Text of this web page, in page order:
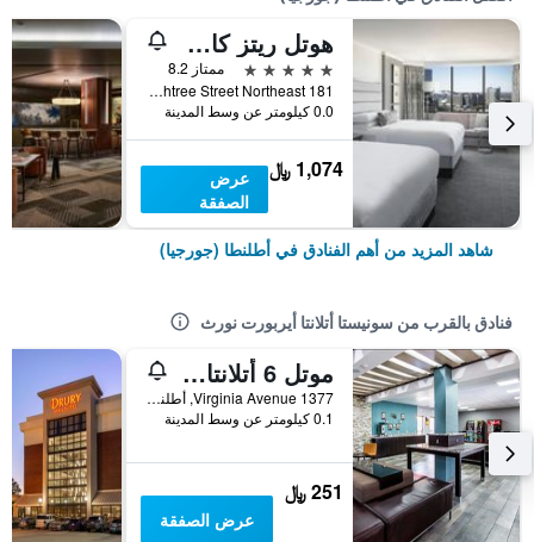
هوتل ريتز كارلتون، أتلانتا
5 نجوم
ممتاز 8.2
181 Peachtree Street Northeast, أطلنطا (جورجيا), GA, الولايات المتحدة الأميريكية
0.0 كيلومتر عن وسط المدينة
1,074 ﷼
عرض
الصفقة
شاهد المزيد من أهم الفنادق في أطلنطا (جورجيا)
فنادق بالقرب من سونيستا أتلانتا أيربورت نورث
موتل 6 أتلانتا، جورجيا - مطار أتلانتا
1377 Virginia Avenue, أطلنطا (جورجيا), GA, الولايات المتحدة الأميريكية
0.1 كيلومتر عن وسط المدينة
251 ﷼
عرض الصفقة